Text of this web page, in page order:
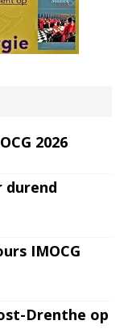
2026
durend
IMOCG
Drenthe op